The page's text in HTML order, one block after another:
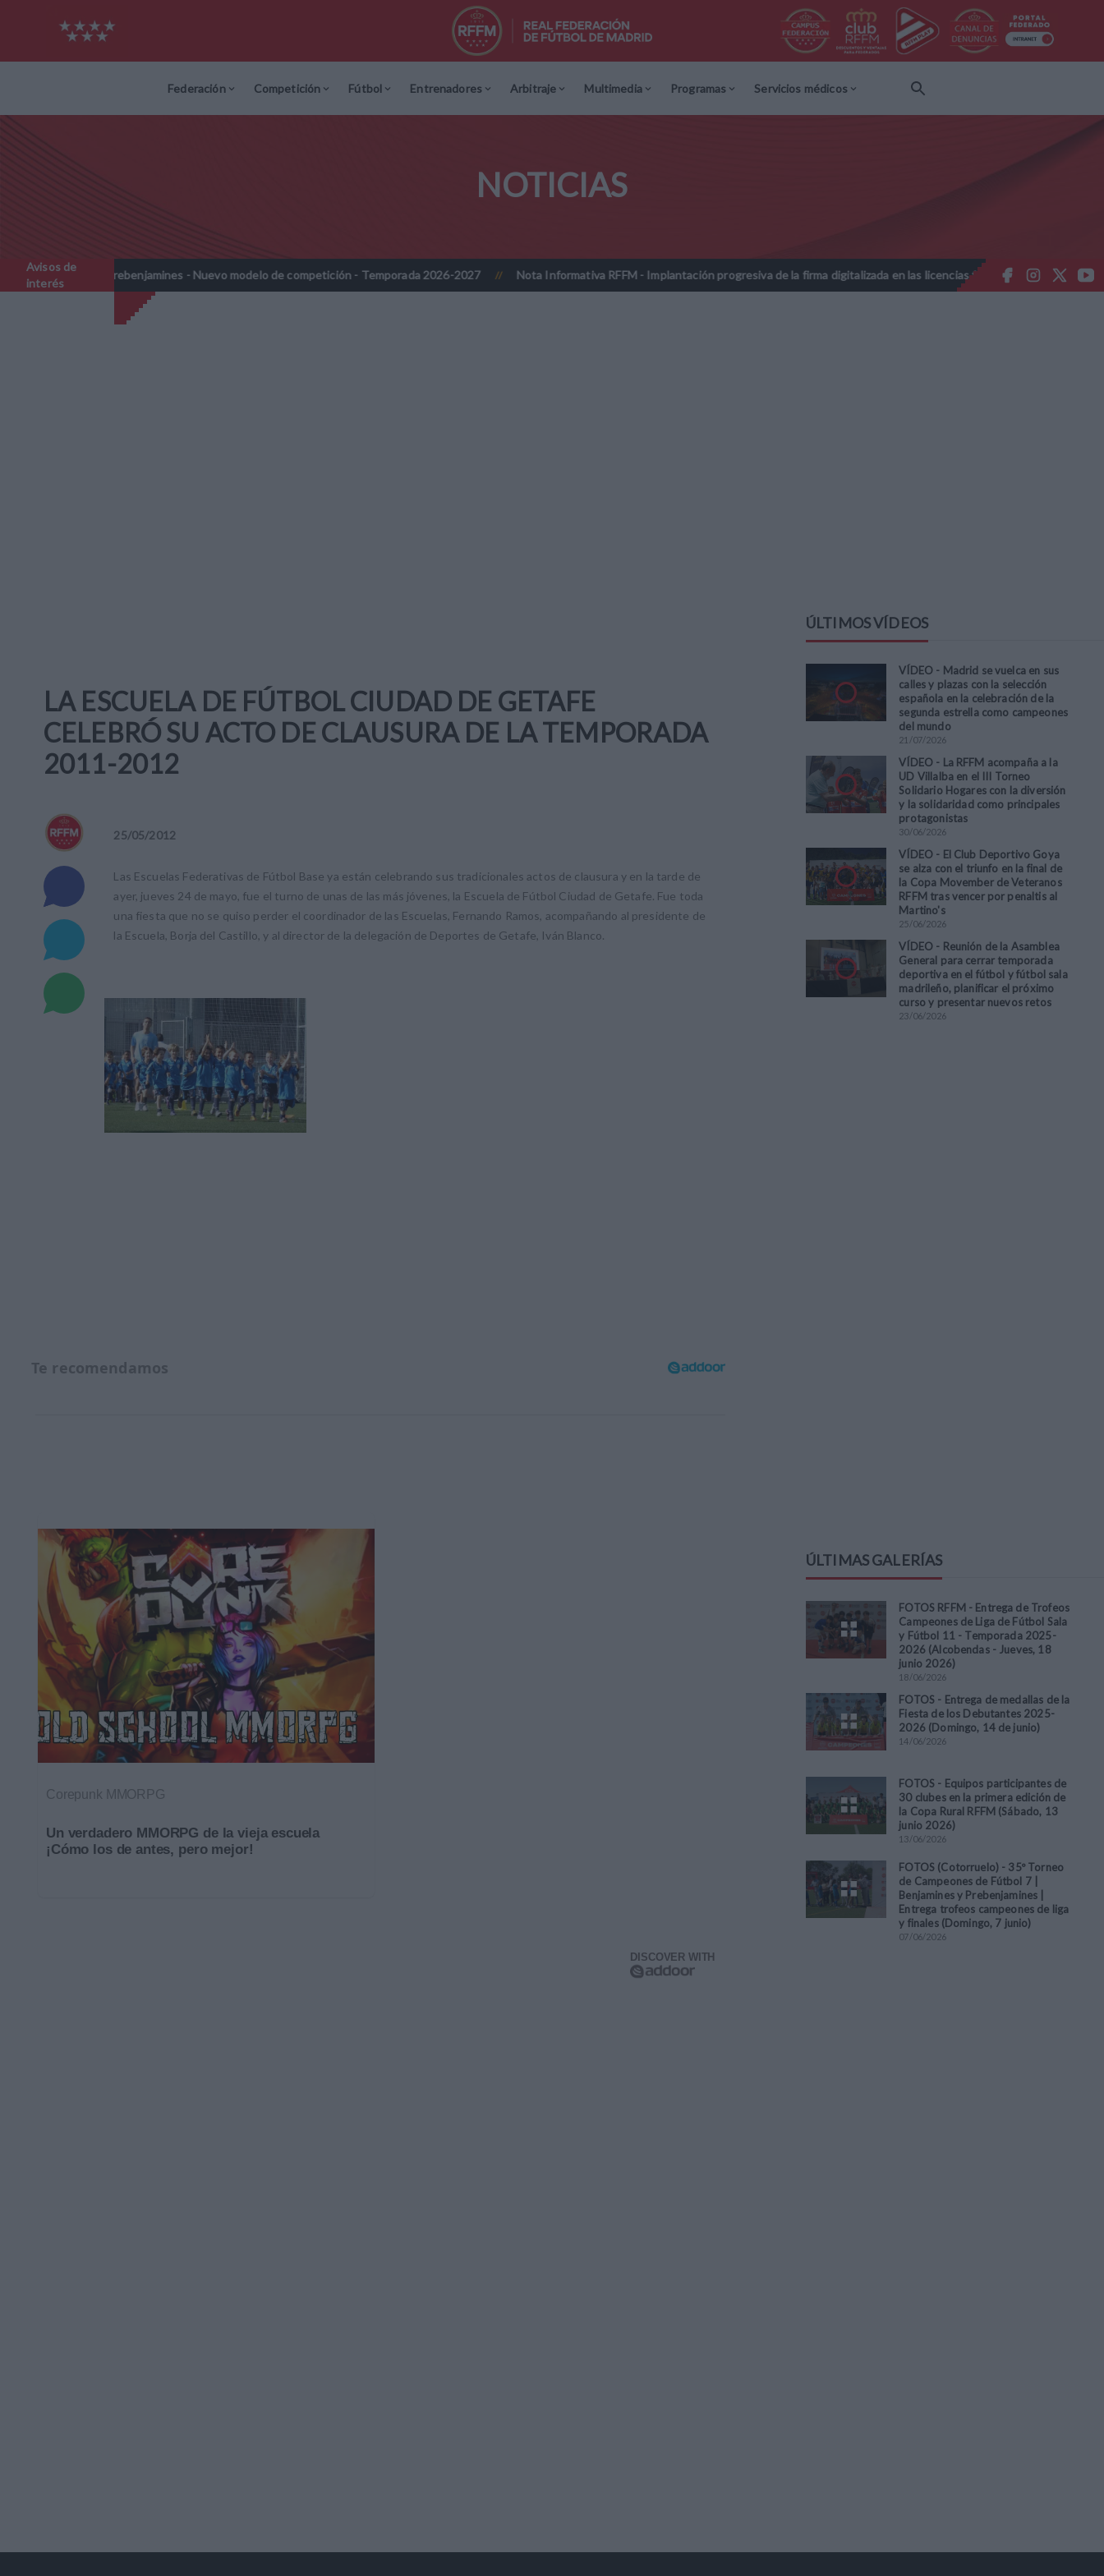
Federación Competición Fútbol Entrenadores Arbitraje Multimedia Programas Servicios médicos
NOTICIAS
Avisos de
interés
Prebenjamines - Nuevo modelo de competición - Temporada 2026-2027 // Nota Informativa RFFM - Implantación progresiva de la firma digitalizada en las licencias federativas - Temporada 2026-2027
LA ESCUELA DE FÚTBOL CIUDAD DE GETAFE
CELEBRÓ SU ACTO DE CLAUSURA DE LA TEMPORADA
2011-2012
25/05/2012
Las Escuelas Federativas de Fútbol Base ya están celebrando sus tradicionales actos de clausura y en la tarde de
ayer, jueves 24 de mayo, fue el turno de unas de las más jóvenes, la Escuela de Fútbol Ciudad de Getafe. Fue toda
una fiesta que no se quiso perder el coordinador de las Escuelas, Fernando Ramos, acompañando al presidente de
la Escuela, Borja del Castillo, y al director de la delegación de Deportes de Getafe, Iván Blanco.
Corepunk MMORPG
Un verdadero MMORPG de la vieja escuela
¡Cómo los de antes, pero mejor!
ÚLTIMOS VÍDEOS
VÍDEO - Madrid se vuelca en sus
calles y plazas con la selección
española en la celebración de la
segunda estrella como campeones
del mundo
21 /07/2026
VÍDEO - La RFFM acompaña a la
UD Villalba en el III Torneo
Solidario Hogares con la diversión
y la solidaridad como principales
protagonistas
30/06/2026
VÍDEO - El Club Deportivo Goya
se alza con el triunfo en la final de
la Copa Movember de Veteranos
RFFM tras vencer por penaltis al
Martino's
25/06/2026
VÍDEO - Reunión de la Asamblea
General para cerrar temporada
deportiva en el fútbol y fútbol sala
madrileño, planificar el próximo
curso y presentar nuevos retos
23/06/2026
ÚLTIMAS GALERÍAS
FOTOS RFFM - Entrega de Trofeos
Campeones de Liga de Fútbol Sala
y Fútbol 11 - Temporada 2025-
2026 (Alcobendas - Jueves, 18
junio 2026)
18/06/2026
FOTOS - Entrega de medallas de la
Fiesta de los Debutantes 2025-
2026 (Domingo, 14 de junio)
14/06/2026
FOTOS - Equipos participantes de
30 clubes en la primera edición de
la Copa Rural RFFM (Sábado, 13
junio 2026)
13/06/2026
FOTOS (Cotorruelo) - 35º Torneo
de Campeones de Fútbol 7 |
Benjamines y Prebenjamines |
Entrega trofeos campeones de liga
y finales (Domingo, 7 junio)
07/06/2026